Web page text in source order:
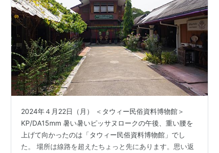
2024年４月22日（月） ＜タウィー民俗資料博物館＞
KP/DA15mm 暑い暑いピッサヌロークの午後、重い腰を
上げて向かったのは「タウィー民俗資料博物館」でし
た。 場所は線路を超えたちょっと先にあります。思い返